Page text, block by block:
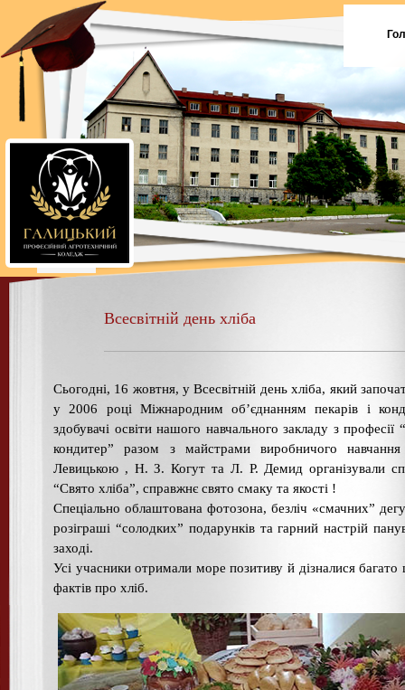
Всесвітній день хліба
Сьогодні, 16 жовтня, у Всесвітній день хліба, який
у 2006 році Міжнародним об’єднанням пекарів і
здобувачі освіти нашого навчального закладу з професії
кондитер” разом з майстрами виробничого
Левицькою , Н. З. Когут та Л. Р. Демид організували
“Свято хліба”, справжнє свято смаку та якості !
Спеціально облаштована фотозона, безліч «смачних”
розіграші “солодких” подарунків та гарний настрій
заході.
Усі учасники отримали море позитиву й дізналися багато
фактів про хліб.